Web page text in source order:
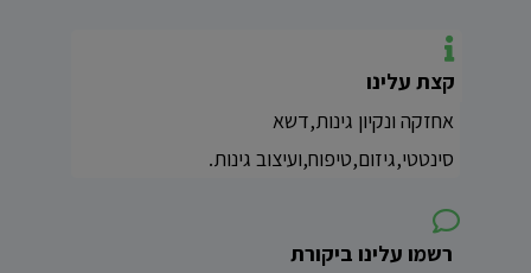
קצת עלינו
אחזקה ונקיון גינות,דשא
סינטטי,גיזום,טיפוח,ועיצוב גינות.
רשמו עלינו ביקורת